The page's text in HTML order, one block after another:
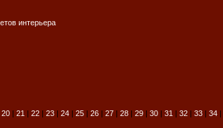
интерьера
20 | 21 | 22 | 23 | 24 | 25 | 26 | 27 | 28 | 29 | 30 | 31 | 32 | 33 | 34 |